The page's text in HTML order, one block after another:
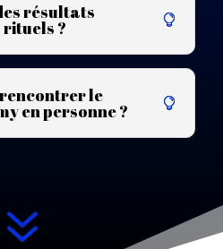
résultats
rituels ?
le
en personne ?
7